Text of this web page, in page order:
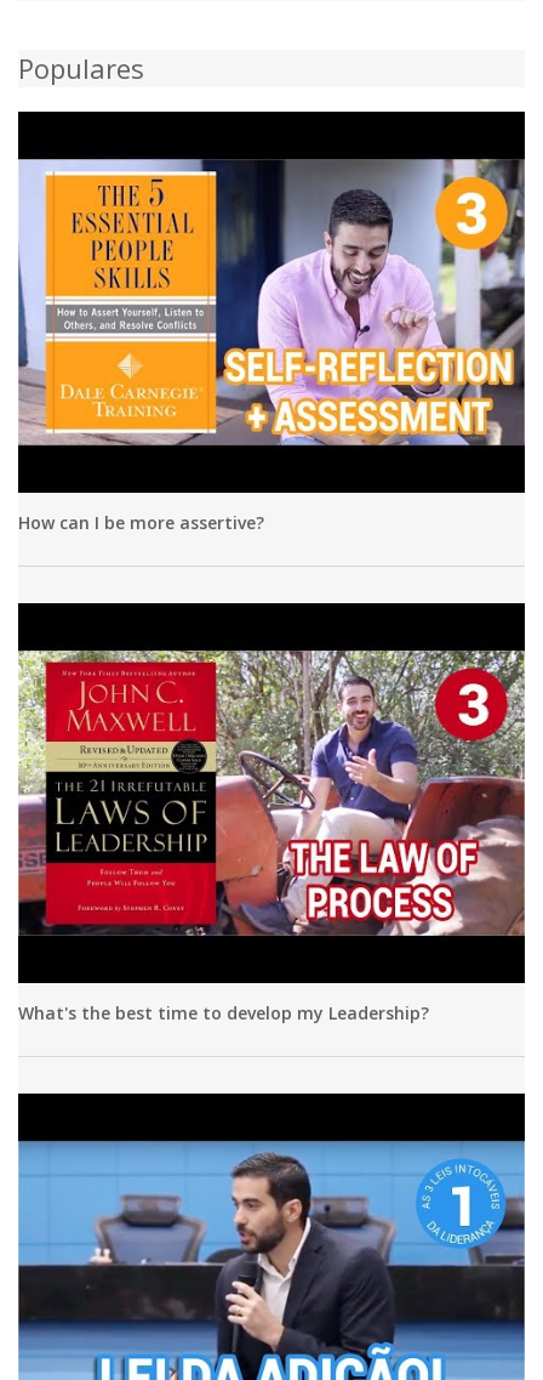
Populares
How can I be more assertive?
What's the best time to develop my Leadership?